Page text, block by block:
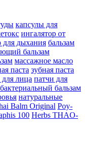
капсулы для
ингалятор от
для дыхания бальзам
бальзам
массажное масло
паста зубная паста
для лица патчи для
бальзам
натуральные
Balm Original Poy-
100 Herbs THAO-